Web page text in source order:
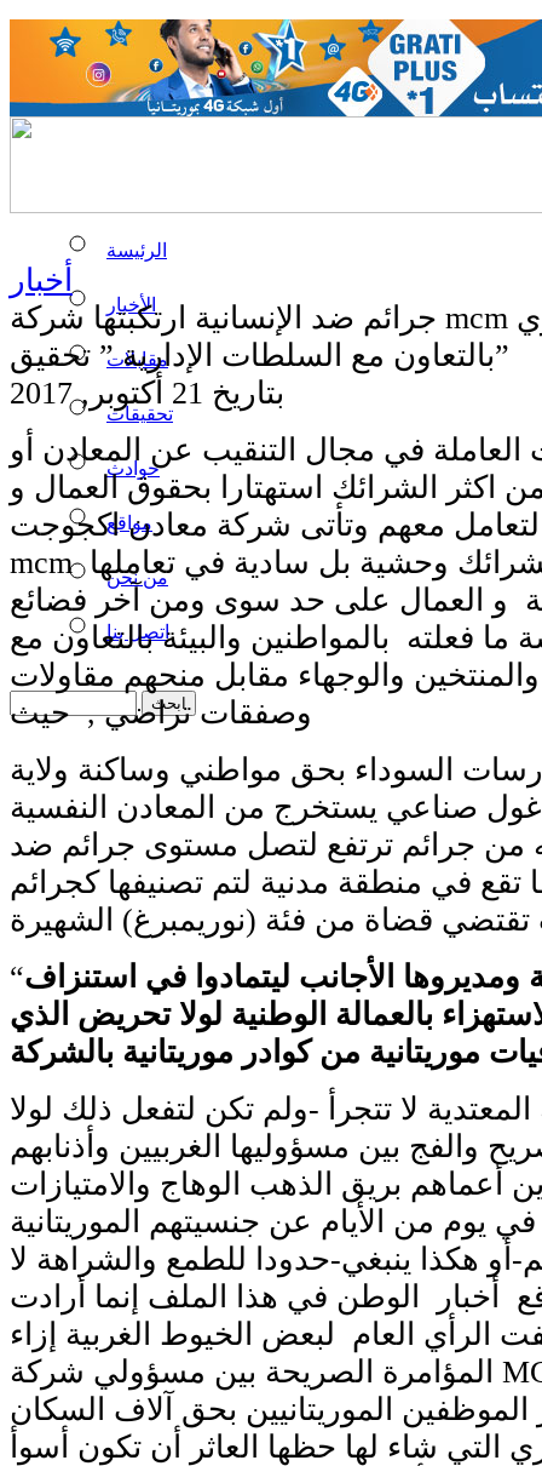
الرئيسة
الأخبار
مقابلات
تحقيقات
حوادث
مواقع
من نحن
اتصل بنا
أخبار
جرائم ضد الإنسانية ارتكبتها شركة mcm في ولاية إنشيري
بالتعاون مع السلطات الإدارية ” تحقيق”
بتاريخ 21 أكتوبر, 2017
العاملة في مجال التنقيب عن المعادن أو
اكثر الشرائك استهتارا بحقوق العمال و
معهم وتأتى شركة معادن اكجوجت
mcm في مقدمة تلك الشرائك وحشية بل سادية في تعاملها
و العمال على حد سوى ومن آخر فضائع
ما فعلته بالمواطنين والبيئة بالتعاون مع
والوجهاء مقابل منحهم مقاولات
وصفقات تراضي , حيث
السوداء بحق مواطني وساكنة ولاية
صناعي يستخرج من المعادن النفسية
من جرائم ترتفع لتصل مستوى جرائم ضد
تقع في منطقة مدنية لتم تصنيفها كجرائم
“الأجانب ليتمادوا في استنزاف
بالعمالة الوطنية لولا تحريض الذي
موريتانية من كوادر موريتانية بالشركة
لا تتجرأ -ولم تكن لتفعل ذلك لولا
والفج بين مسؤوليها الغربيين وأذنابهم
أعماهم بريق الذهب الوهاج والامتيازات
في يوم من الأيام عن جنسيتهم الموريتانية
أو هكذا ينبغي-حدودا للطمع والشراهة لا
أخبار الوطن في هذا الملف إنما أرادت
الرأي العام لبعض الخيوط الغربية إزاء
المؤامرة الصريحة بين مسؤولي شركة MCM الأجانب
الموظفين الموريتانيين بحق آلاف السكان
التي شاء لها حظها العاثر أن تكون أسوأ